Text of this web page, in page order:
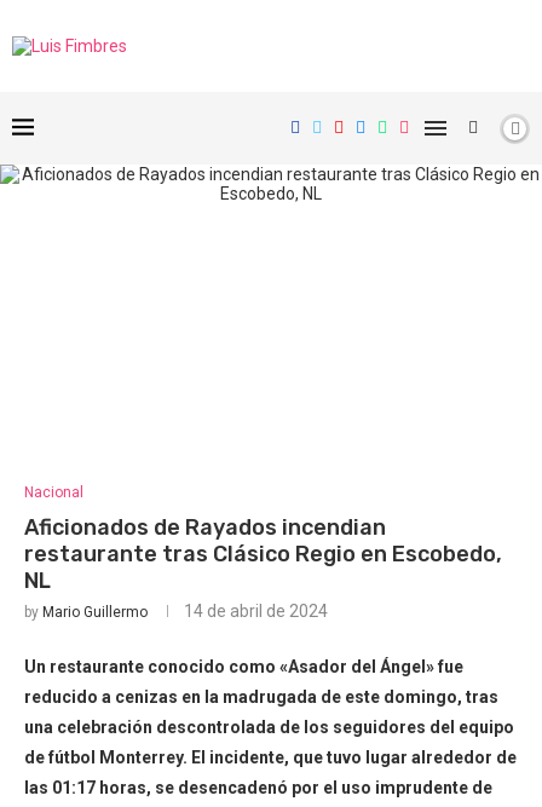
Nacional
Aficionados de Rayados incendian
restaurante tras Clásico Regio en Escobedo,
NL
by Mario Guillermo 14 de abril de 2024
Un restaurante conocido como «Asador del Ángel» fue
reducido a cenizas en la madrugada de este domingo, tras
una celebración descontrolada de los seguidores del equipo
de fútbol Monterrey. El incidente, que tuvo lugar alrededor de
las 01:17 horas, se desencadenó por el uso imprudente de